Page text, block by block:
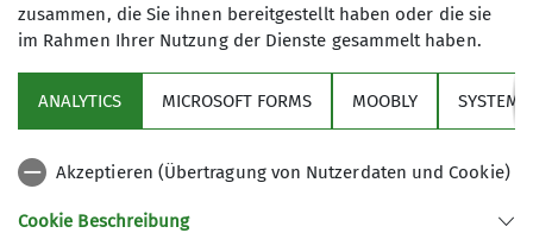
Pause geht es weiter am Soilasee vorbei,
steilansteigend auf den Laber Gipfel. Teilweise
brechen wir im Schnee ein bis über die Knie, was
es etwas anstrengend macht.
Nach ca. knapp 3 Stunden erreichen wir die
Bergstation, dort kehren wir ein und machen
Mittag.
zusammen, die Sie ihnen bereitgestellt haben oder die sie
im Rahmen Ihrer Nutzung der Dienste gesammelt haben.
ANALYTICS MICROSOFT FORMS MOOBLY SYSTEM
Akzeptieren (Übertragung von Nutzerdaten und Cookie)
Cookie Beschreibung